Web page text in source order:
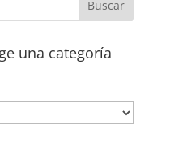
una categoría